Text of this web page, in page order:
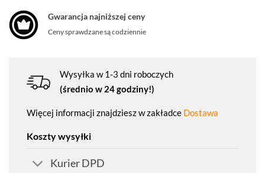
Gwarancja najniższej ceny
Ceny sprawdzane są codziennie
Wysyłka w 1-3 dni roboczych
(średnio w 24 godziny!)
Więcej informacji znajdziesz w zakładce Dostawa
Koszty wysyłki
Kurier DPD